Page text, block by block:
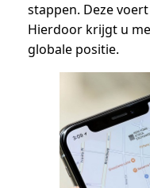
stappen. Deze
Hierdoor krijgt u
globale positie.